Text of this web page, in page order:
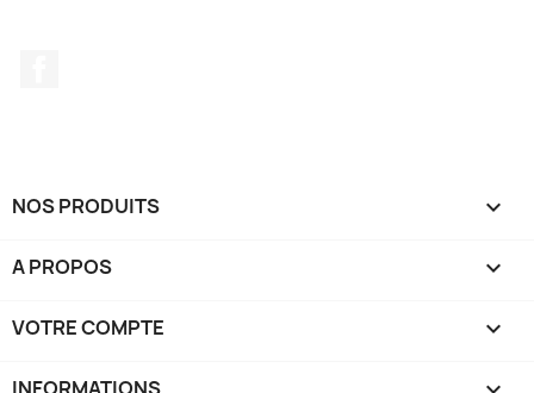
NOS PRODUITS 
A PROPOS 
VOTRE COMPTE 